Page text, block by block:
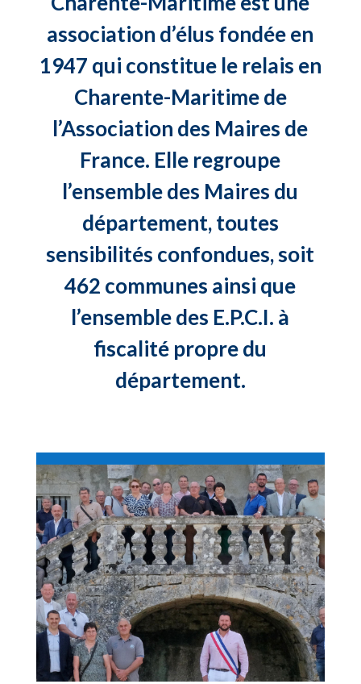
association d’élus fondée en
1947 qui constitue le relais en
Charente-Maritime de
l’Association des Maires de
France. Elle regroupe
l’ensemble des Maires du
département, toutes
sensibilités confondues, soit
462 communes ainsi que
l’ensemble des E.P.C.I. à
fiscalité propre du
département.